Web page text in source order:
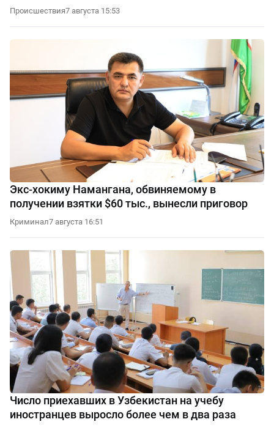
Происшествия7 августа 15:53
Экс-хокиму Намангана, обвиняемому в
получении взятки $60 тыс., вынесли приговор
Криминал7 августа 16:51
Число приехавших в Узбекистан на учебу
иностранцев выросло более чем в два раза